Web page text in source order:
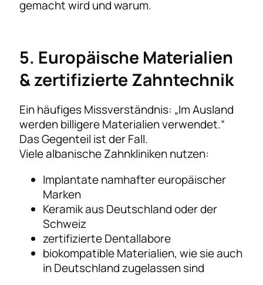
gemacht wird und warum.
5. Europäische Materialien
& zertifizierte Zahntechnik
Ein häufiges Missverständnis: „Im Ausland
werden billigere Materialien verwendet.“
Das Gegenteil ist der Fall.
Viele albanische Zahnkliniken nutzen:
Implantate namhafter europäischer
Marken
Keramik aus Deutschland oder der
Schweiz
zertifizierte Dentallabore
biokompatible Materialien, wie sie auch
in Deutschland zugelassen sind